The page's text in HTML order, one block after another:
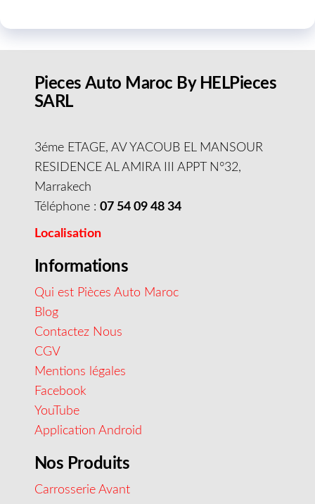
Pieces Auto Maroc By HELPieces
SARL
3éme ETAGE, AV YACOUB EL MANSOUR
RESIDENCE AL AMIRA III APPT N°32,
Marrakech
Téléphone : 07 54 09 48 34
Localisation
Informations
Qui est Pièces Auto Maroc
Blog
Contactez Nous
CGV
Mentions légales
Facebook
YouTube
Application Android
Nos Produits
Carrosserie Avant